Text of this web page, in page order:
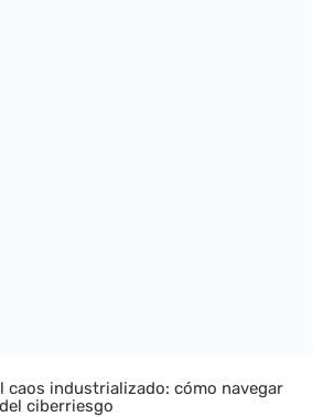
caos industrializado: cómo navegar
ciberriesgo